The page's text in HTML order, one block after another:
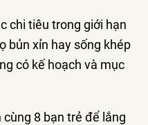
chi tiêu trong giới hạn
bủn xỉn hay sống khép
có kế hoạch và mục
8 bạn trẻ để lắng